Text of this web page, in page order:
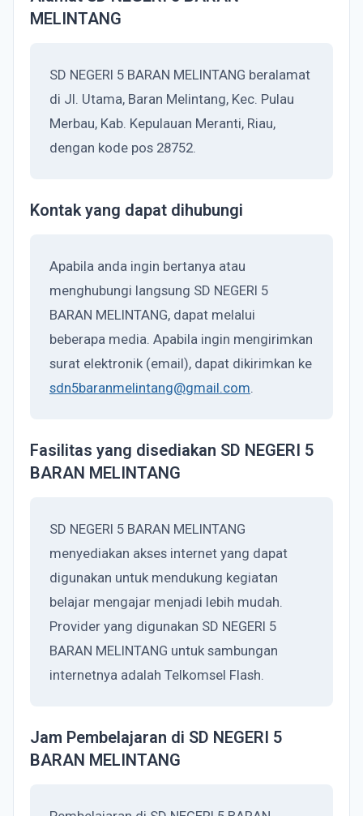
MELINTANG
SD NEGERI 5 BARAN MELINTANG beralamat
di Jl. Utama, Baran Melintang, Kec. Pulau
Merbau, Kab. Kepulauan Meranti, Riau,
dengan kode pos 28752.
Kontak yang dapat dihubungi
Apabila anda ingin bertanya atau
menghubungi langsung SD NEGERI 5
BARAN MELINTANG, dapat melalui
beberapa media. Apabila ingin mengirimkan
surat elektronik (email), dapat dikirimkan ke
sdn5baranmelintang@gmail.com.
Fasilitas yang disediakan SD NEGERI 5
BARAN MELINTANG
SD NEGERI 5 BARAN MELINTANG
menyediakan akses internet yang dapat
digunakan untuk mendukung kegiatan
belajar mengajar menjadi lebih mudah.
Provider yang digunakan SD NEGERI 5
BARAN MELINTANG untuk sambungan
internetnya adalah Telkomsel Flash.
Jam Pembelajaran di SD NEGERI 5
BARAN MELINTANG